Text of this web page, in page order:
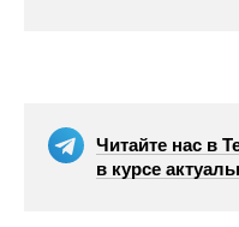
Читайте нас в
в курсе